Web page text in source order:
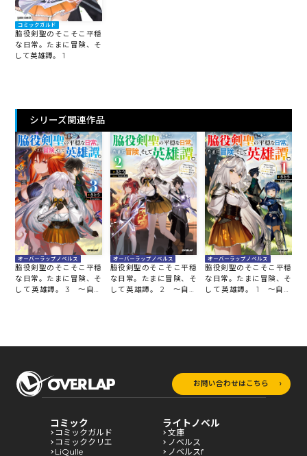
コミックガルド
脇役剣聖のそこそこ平穏
な日常。たまに冒険、そ
して英雄譚。 1
シリーズ関連作品
オーバーラップノベルス
脇役剣聖のそこそこ平穏
な日常。たまに冒険、そ
して英雄譚。 3 ～自称
オーバーラップノベルス
脇役剣聖のそこそこ平穏
な日常。たまに冒険、そ
して英雄譚。 2 ～自称
オーバーラップノベルス
脇役剣聖のそこそこ平穏
な日常。たまに冒険、そ
して英雄譚。 1 ～自称
お問い合わせはこちら
コミック
コミックガルド
コミッククリエ
LiQulle
ライトノベル
文庫
ノベルス
ノベルスf